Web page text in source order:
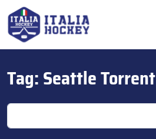
Tag:Seattle Torrent